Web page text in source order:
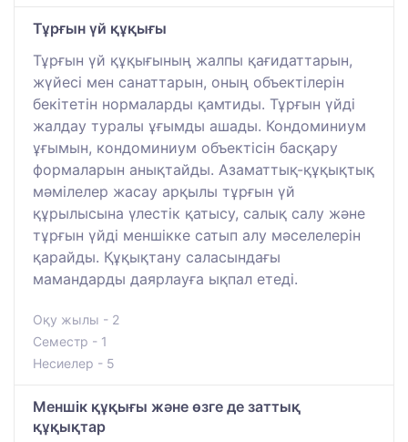
Тұрғын үй құқығы
Тұрғын үй құқығының жалпы қағидаттарын,
жүйесі мен санаттарын, оның объектілерін
бекітетін нормаларды қамтиды. Тұрғын үйді
жалдау туралы ұғымды ашады. Кондоминиум
ұғымын, кондоминиум объектісін басқару
формаларын анықтайды. Азаматтық-құқықтық
мәмілелер жасау арқылы тұрғын үй
құрылысына үлестік қатысу, салық салу және
тұрғын үйді меншікке сатып алу мәселелерін
қарайды. Құқықтану саласындағы
мамандарды даярлауға ықпал етеді.
Оқу жылы - 2
Семестр - 1
Несиелер - 5
Меншік құқығы және өзге де заттық
құқықтар